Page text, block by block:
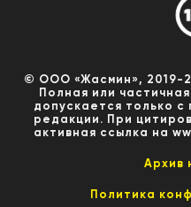
© ООО «Жасмин», 2019-
Полная или
допускается только
редакции. При
активная ссылка на
Архив
Политика